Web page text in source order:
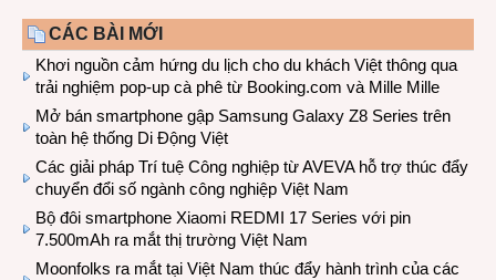
CÁC BÀI MỚI
Khơi nguồn cảm hứng du lịch cho du khách Việt thông qua
trải nghiệm pop-up cà phê từ Booking.com và Mille Mille
Mở bán smartphone gập Samsung Galaxy Z8 Series trên
toàn hệ thống Di Động Việt
Các giải pháp Trí tuệ Công nghiệp từ AVEVA hỗ trợ thúc đẩy
chuyển đổi số ngành công nghiệp Việt Nam
Bộ đôi smartphone Xiaomi REDMI 17 Series với pin
7.500mAh ra mắt thị trường Việt Nam
Moonfolks ra mắt tại Việt Nam thúc đẩy hành trình của các